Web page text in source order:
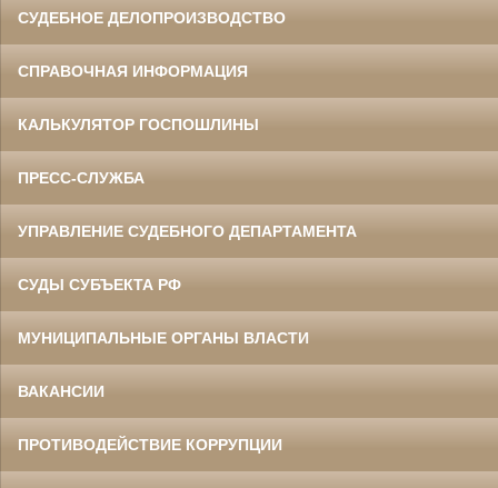
СУДЕБНОЕ ДЕЛОПРОИЗВОДСТВО
СПРАВОЧНАЯ ИНФОРМАЦИЯ
КАЛЬКУЛЯТОР ГОСПОШЛИНЫ
ПРЕСС-СЛУЖБА
УПРАВЛЕНИЕ СУДЕБНОГО ДЕПАРТАМЕНТА
СУДЫ СУБЪЕКТА РФ
МУНИЦИПАЛЬНЫЕ ОРГАНЫ ВЛАСТИ
ВАКАНСИИ
ПРОТИВОДЕЙСТВИЕ КОРРУПЦИИ